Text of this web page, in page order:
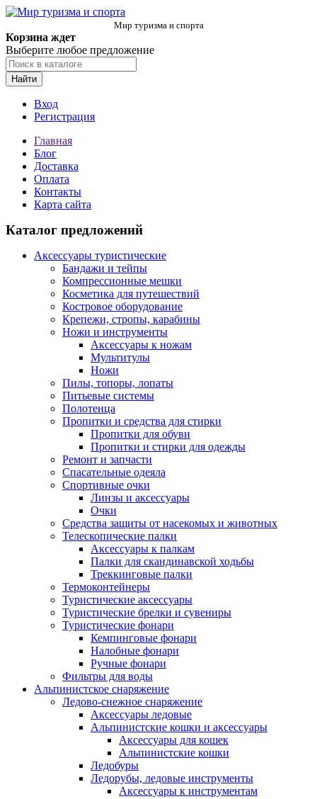
Мир туризма и спорта
Корзина ждет
Выберите любое предложение
Найти
Вход
Регистрация
Главная
Блог
Доставка
Оплата
Контакты
Карта сайта
Каталог предложений
Аксессуары туристические
Бандажи и тейпы
Компрессионные мешки
Косметика для путешествий
Костровое оборудование
Крепежи, стропы, карабины
Ножи и инструменты
Аксессуары к ножам
Мультитулы
Ножи
Пилы, топоры, лопаты
Питьевые системы
Полотенца
Пропитки и средства для стирки
Пропитки для обуви
Пропитки и стирки для одежды
Ремонт и запчасти
Спасательные одеяла
Спортивные очки
Линзы и аксессуары
Очки
Средства защиты от насекомых и животных
Телескопические палки
Аксессуары к палкам
Палки для скандинавской ходьбы
Треккинговые палки
Термоконтейнеры
Туристические аксессуары
Туристические брелки и сувениры
Туристические фонари
Кемпинговые фонари
Налобные фонари
Ручные фонари
Фильтры для воды
Альпинистское снаряжение
Ледово-снежное снаряжение
Аксессуары ледовые
Альпинистские кошки и аксессуары
Аксессуары для кошек
Альпинистские кошки
Ледобуры
Ледорубы, ледовые инструменты
Аксессуары к инструментам